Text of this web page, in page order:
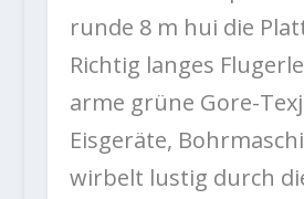
runde 8 m hui die
Richtig langes
arme grüne Gore-
Eisgeräte,
wirbelt lustig durch